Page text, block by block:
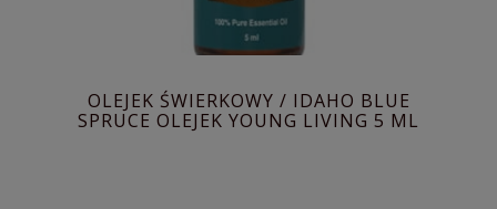
OLEJEK ŚWIERKOWY / IDAHO BLUE
SPRUCE OLEJEK YOUNG LIVING 5 ML